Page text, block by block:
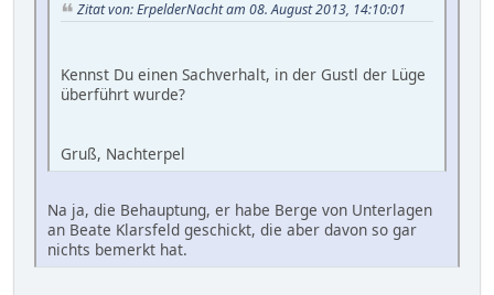
Zitat von: ErpelderNacht am 08. August 2013, 14:10:01
Kennst Du einen Sachverhalt, in der Gustl der Lüge
überführt wurde?
Gruß, Nachterpel
Na ja, die Behauptung, er habe Berge von Unterlagen
an Beate Klarsfeld geschickt, die aber davon so gar
nichts bemerkt hat.